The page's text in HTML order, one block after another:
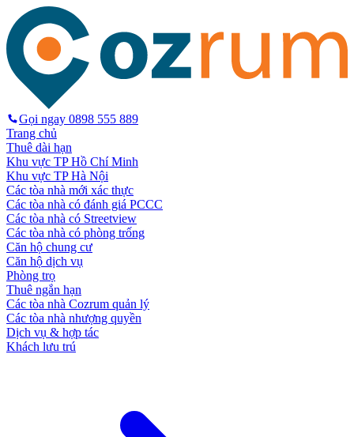
Gọi ngay 0898 555 889
Trang chủ
Thuê dài hạn
Khu vực TP Hồ Chí Minh
Khu vực TP Hà Nội
Các tòa nhà mới xác thực
Các tòa nhà có đánh giá PCCC
Các tòa nhà có Streetview
Các tòa nhà có phòng trống
Căn hộ chung cư
Căn hộ dịch vụ
Phòng trọ
Thuê ngắn hạn
Các tòa nhà Cozrum quản lý
Các tòa nhà nhượng quyền
Dịch vụ & hợp tác
Khách lưu trú